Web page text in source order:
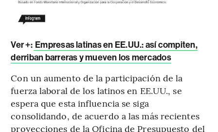
Ver +: Empresas latinas en EE.UU.: así compiten,
derriban barreras y mueven los mercados
Con un aumento de la participación de la
fuerza laboral de los latinos en EE.UU., se
espera que esta influencia se siga
consolidando, de acuerdo a las más recientes
proyecciones de la Oficina de Presupuesto del